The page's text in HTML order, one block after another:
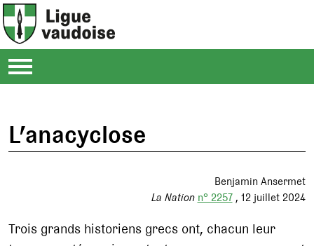
L’anacyclose
Benjamin Ansermet
La Nation n° 2257 12 juillet 2024
Trois grands historiens grecs ont, chacun leur